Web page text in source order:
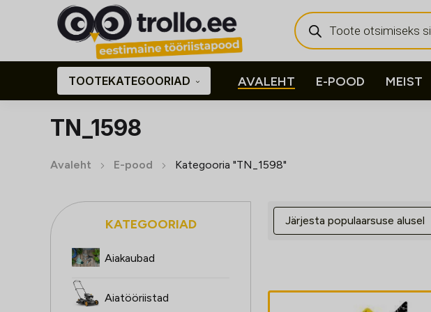
Products
search
TOOTEKATEGOORIAD AVALEHT E-POOD MEIST
TN_1598
Avaleht E-pood Kategooria "TN_1598"
KATEGOORIAD
Aiakaubad
Aiatööriistad